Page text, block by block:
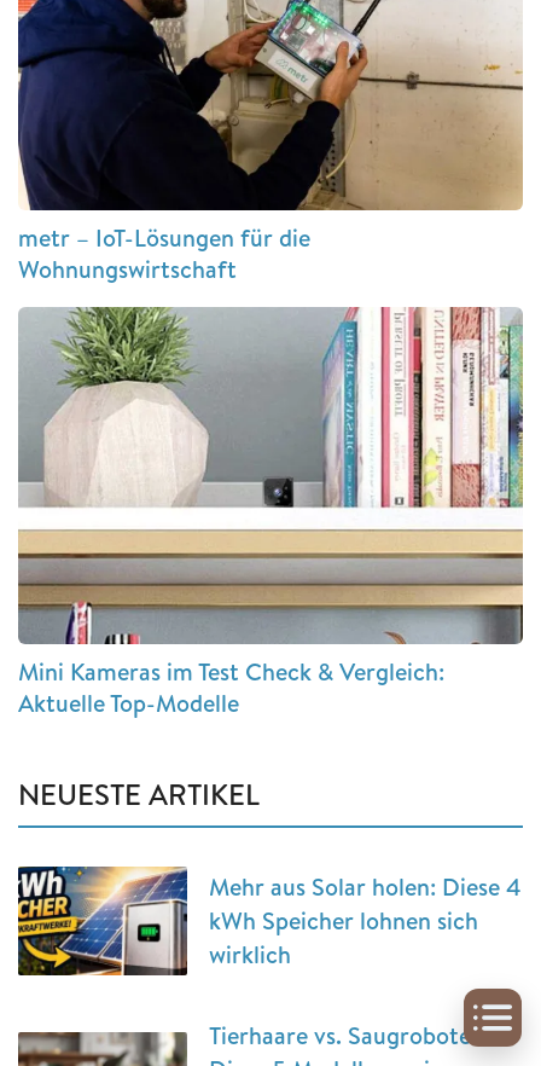
metr – IoT-Lösungen für die
Wohnungswirtschaft
Mini Kameras im Test Check & Vergleich:
Aktuelle Top-Modelle
NEUESTE ARTIKEL
Mehr aus Solar holen: Diese 4
kWh Speicher lohnen sich
wirklich
Tierhaare vs. Saugroboter: